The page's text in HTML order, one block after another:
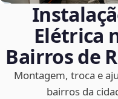
Elétrica
Bairros de
Montagem, troca e
bairros da